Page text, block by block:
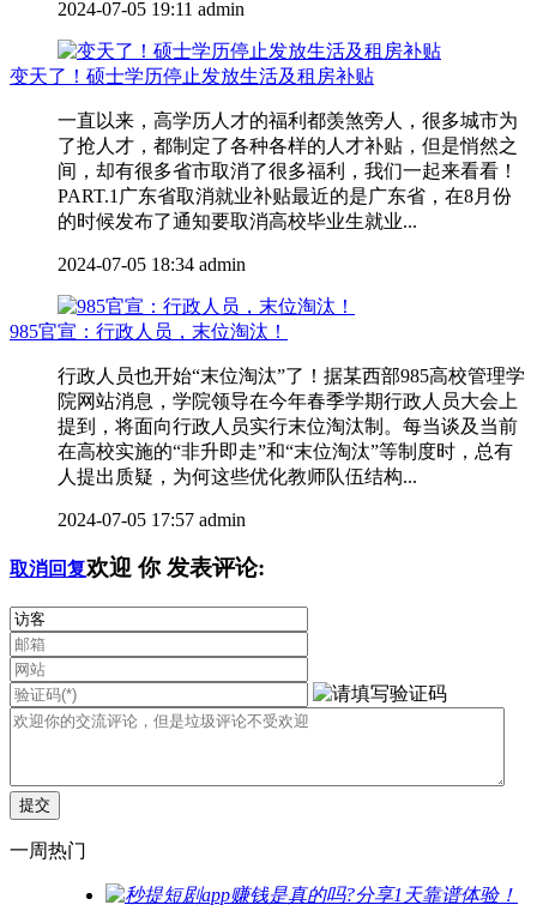
2024-07-05 19:11 admin
变天了！硕士学历停止发放生活及租房补贴
一直以来，高学历人才的福利都羡煞旁人，很多城市为
了抢人才，都制定了各种各样的人才补贴，但是悄然之
间，却有很多省市取消了很多福利，我们一起来看看！
PART.1广东省取消就业补贴最近的是广东省，在8月份
的时候发布了通知要取消高校毕业生就业...
2024-07-05 18:34 admin
985官宣：行政人员，末位淘汰！
行政人员也开始“末位淘汰”了！据某西部985高校管理学
院网站消息，学院领导在今年春季学期行政人员大会上
提到，将面向行政人员实行末位淘汰制。每当谈及当前
在高校实施的“非升即走”和“末位淘汰”等制度时，总有
人提出质疑，为何这些优化教师队伍结构...
2024-07-05 17:57 admin
取消回复欢迎 你发表评论:
一周热门